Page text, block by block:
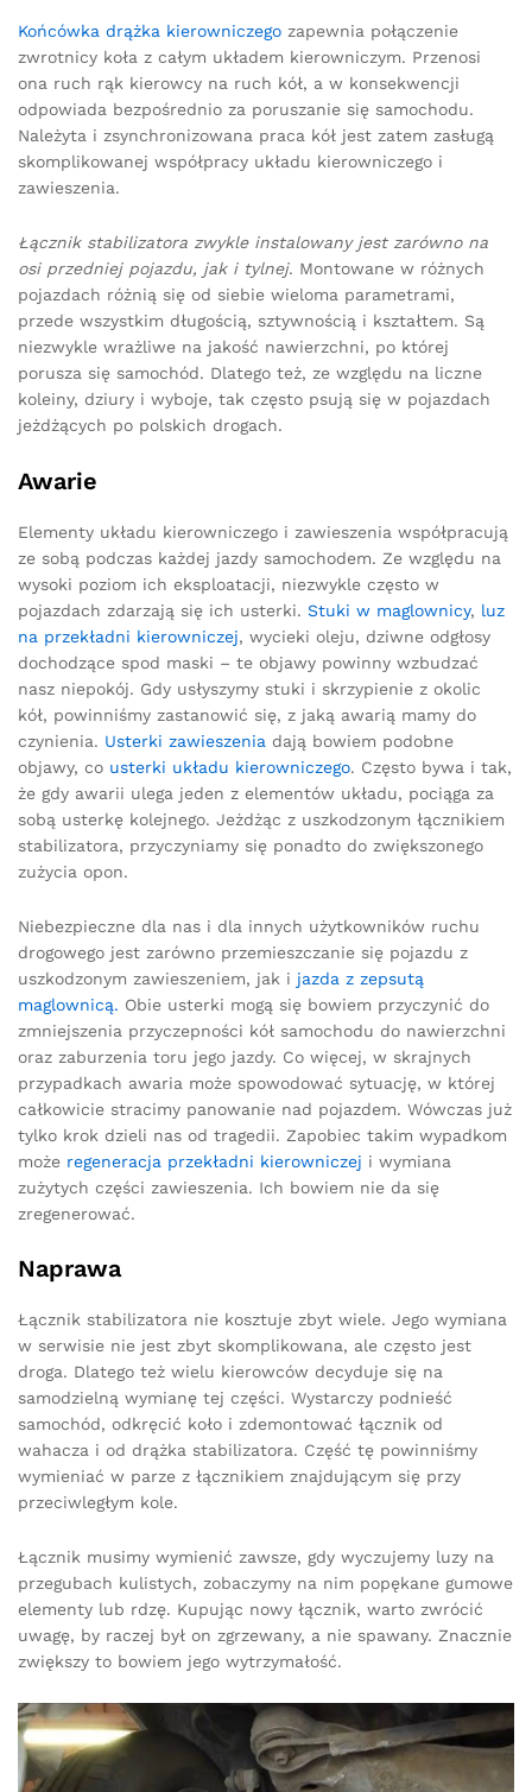
Końcówka drążka kierowniczego zapewnia połączenie
zwrotnicy koła z całym układem kierowniczym. Przenosi
ona ruch rąk kierowcy na ruch kół, a w konsekwencji
odpowiada bezpośrednio za poruszanie się samochodu.
Należyta i zsynchronizowana praca kół jest zatem zasługą
skomplikowanej współpracy układu kierowniczego i
zawieszenia.
Łącznik stabilizatora zwykle instalowany jest zarówno na
osi przedniej pojazdu, jak i tylnej. Montowane w różnych
pojazdach różnią się od siebie wieloma parametrami,
przede wszystkim długością, sztywnością i kształtem. Są
niezwykle wrażliwe na jakość nawierzchni, po której
porusza się samochód. Dlatego też, ze względu na liczne
koleiny, dziury i wyboje, tak często psują się w pojazdach
jeżdżących po polskich drogach.
Awarie
Elementy układu kierowniczego i zawieszenia współpracują
ze sobą podczas każdej jazdy samochodem. Ze względu na
wysoki poziom ich eksploatacji, niezwykle często w
pojazdach zdarzają się ich usterki. Stuki w maglownicy, luz
na przekładni kierowniczej, wycieki oleju, dziwne odgłosy
dochodzące spod maski – te objawy powinny wzbudzać
nasz niepokój. Gdy usłyszymy stuki i skrzypienie z okolic
kół, powinniśmy zastanowić się, z jaką awarią mamy do
czynienia. Usterki zawieszenia dają bowiem podobne
objawy, co usterki układu kierowniczego. Często bywa i tak,
że gdy awarii ulega jeden z elementów układu, pociąga za
sobą usterkę kolejnego. Jeżdżąc z uszkodzonym łącznikiem
stabilizatora, przyczyniamy się ponadto do zwiększonego
zużycia opon.
Niebezpieczne dla nas i dla innych użytkowników ruchu
drogowego jest zarówno przemieszczanie się pojazdu z
uszkodzonym zawieszeniem, jak i jazda z zepsutą
maglownicą. Obie usterki mogą się bowiem przyczynić do
zmniejszenia przyczepności kół samochodu do nawierzchni
oraz zaburzenia toru jego jazdy. Co więcej, w skrajnych
przypadkach awaria może spowodować sytuację, w której
całkowicie stracimy panowanie nad pojazdem. Wówczas już
tylko krok dzieli nas od tragedii. Zapobiec takim wypadkom
może regeneracja przekładni kierowniczej i wymiana
zużytych części zawieszenia. Ich bowiem nie da się
zregenerować.
Naprawa
Łącznik stabilizatora nie kosztuje zbyt wiele. Jego wymiana
w serwisie nie jest zbyt skomplikowana, ale często jest
droga. Dlatego też wielu kierowców decyduje się na
samodzielną wymianę tej części. Wystarczy podnieść
samochód, odkręcić koło i zdemontować łącznik od
wahacza i od drążka stabilizatora. Część tę powinniśmy
wymieniać w parze z łącznikiem znajdującym się przy
przeciwległym kole.
Łącznik musimy wymienić zawsze, gdy wyczujemy luzy na
przegubach kulistych, zobaczymy na nim popękane gumowe
elementy lub rdzę. Kupując nowy łącznik, warto zwrócić
uwagę, by raczej był on zgrzewany, a nie spawany. Znacznie
zwiększy to bowiem jego wytrzymałość.